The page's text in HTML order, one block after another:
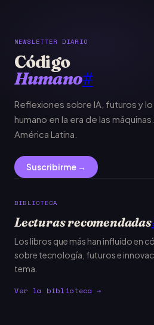
NEWSLETTER DIARIO
Código
Humano#
Reflexiones sobre IA, futuros y
humano en la era de las
América Latina.
Suscribirme →
BIBLIOTECA
Lecturas recomendadas
Los libros que más han influido en
sobre tecnología, futuros e
tema.
Ver la biblioteca →